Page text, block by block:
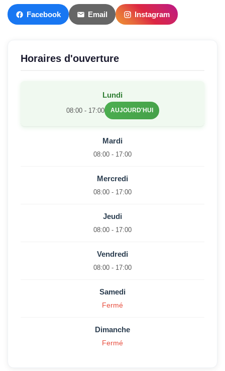
Facebook Email Instagram
Horaires d'ouverture
Lundi
08:00 - 17:00 AUJOURD'HUI
Mardi
08:00 - 17:00
Mercredi
08:00 - 17:00
Jeudi
08:00 - 17:00
Vendredi
08:00 - 17:00
Samedi
Fermé
Dimanche
Fermé